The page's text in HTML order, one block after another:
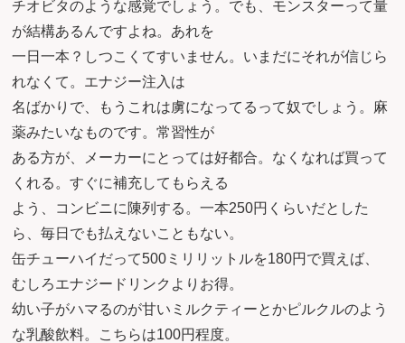
チオビタのような感覚でしょう。でも、モンスターって量
が結構あるんですよね。あれを
一日一本？しつこくてすいません。いまだにそれが信じら
れなくて。エナジー注入は
名ばかりで、もうこれは虜になってるって奴でしょう。麻
薬みたいなものです。常習性が
ある方が、メーカーにとっては好都合。なくなれば買って
くれる。すぐに補充してもらえる
よう、コンビニに陳列する。一本250円くらいだとした
ら、毎日でも払えないこともない。
缶チューハイだって500ミリリットルを180円で買えば、
むしろエナジードリンクよりお得。
幼い子がハマるのが甘いミルクティーとかピルクルのよう
な乳酸飲料。こちらは100円程度。